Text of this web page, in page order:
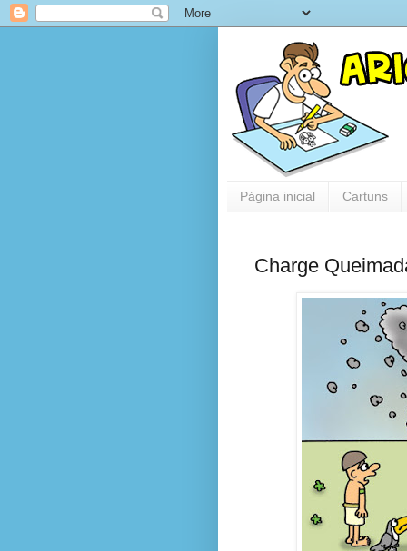
Página inicial Cartuns
Charge